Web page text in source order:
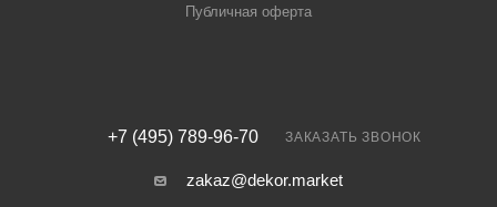
Публичная оферта
+7 (495) 789-96-70 ЗАКАЗАТЬ ЗВОНОК
zakaz@dekor.market